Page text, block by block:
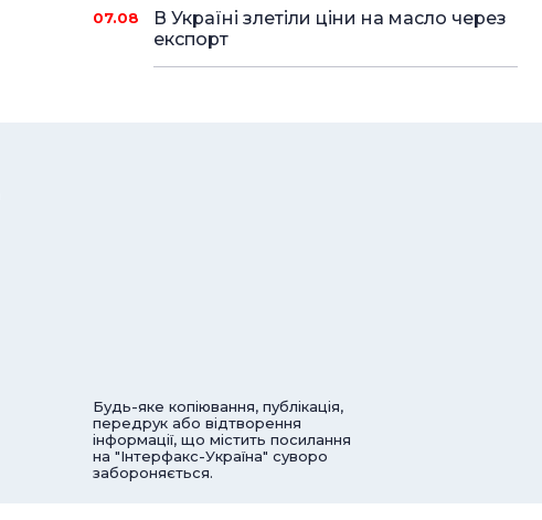
07.08
В Україні злетіли ціни на масло через
експорт
Будь-яке копіювання, публікація,
передрук або відтворення
інформації, що містить посилання
на "Інтерфакс-Україна" суворо
забороняється.